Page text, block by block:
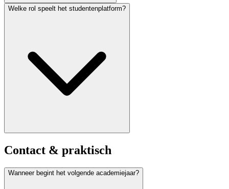
Welke rol speelt het studentenplatform?
Contact & praktisch
Wanneer begint het volgende academiejaar?